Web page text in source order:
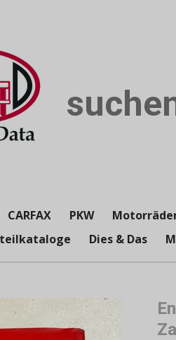
CARFAX PKW
Dies & Das